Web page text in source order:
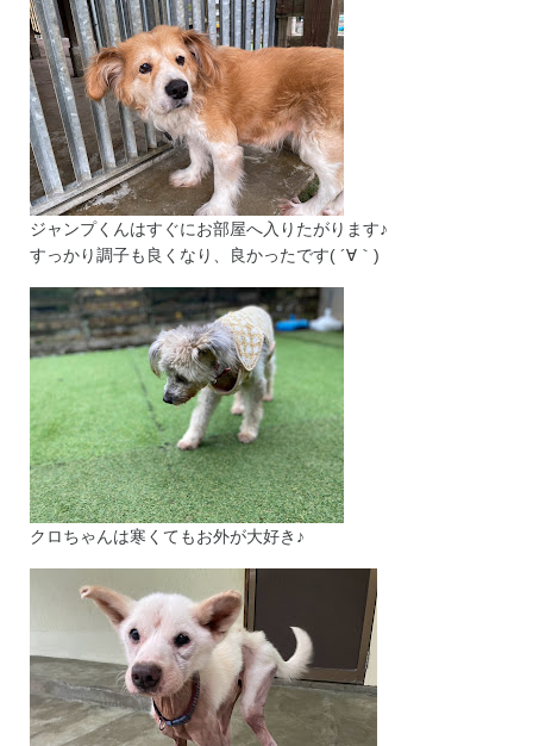
ジャンプくんはすぐにお部屋へ入りたがります♪
すっかり調子も良くなり、良かったです( ´∀｀)
クロちゃんは寒くてもお外が大好き♪